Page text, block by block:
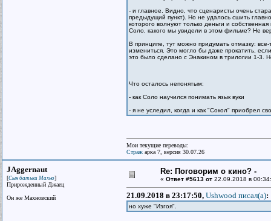
- и главное. Видно, что сценаристы очень
предыдущий пункт). Но не удалось сшить
которого волнуют только деньги и
Соло, какого мы увидели в этом фильме? Не
В принципе, тут можно придумать отмазку:
измениться. Это могло бы даже прокатить,
это было сделано с Энакином в трилогии 1-3.
Что осталось непонятым:
- как Соло научился понимать язык вуки
- я не уследил, когда и как "Сокол" приобрел
Мои текущие переводы:
Страж арка 7, версия 30.07.26
JAggernaut
[Сын батьки Махно]
Прирожденный Джаец
Он же Махновский
Re: Поговорим о кино? -
« Ответ #5613 от 22.09.2018 в
21.09.2018 в 23:17:50, Ushwood писал(a):
но хуже "Изгоя".